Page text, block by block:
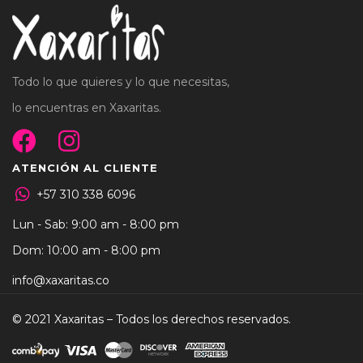
Todo lo que quieres y lo que necesitas,
lo encuentras en Xaxaritas.
ATENCIÓN AL CLIENTE
+57 310 338 6096
Lun - Sab: 9:00 am - 8:00 pm
Dom: 10:00 am - 8:00 pm
info@xaxaritas.co
© 2021 Xaxaritas – Todos los derechos reservados.